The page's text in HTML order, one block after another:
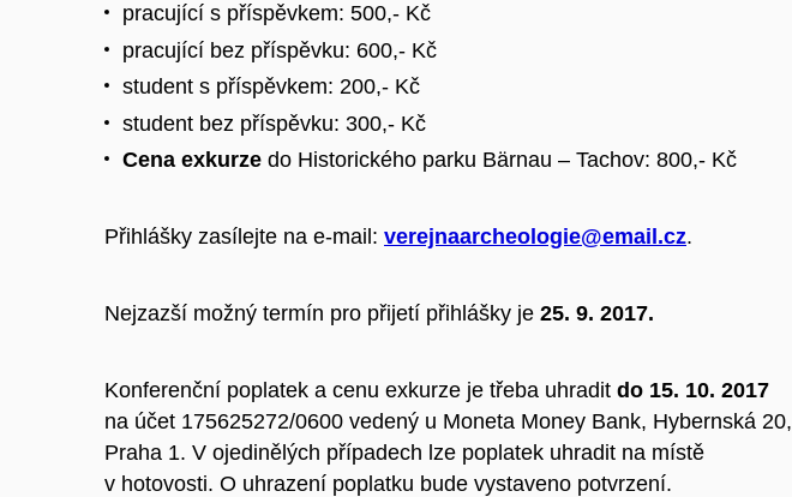
pracující s příspěvkem: 500,- Kč
pracující bez příspěvku: 600,- Kč
student s příspěvkem: 200,- Kč
student bez příspěvku: 300,- Kč
Cena exkurze do Historického parku Bärnau – Tachov: 800,- Kč
Přihlášky zasílejte na e-mail: verejnaarcheologie@email.cz.
Nejzazší možný termín pro přijetí přihlášky je 25. 9. 2017.
Konferenční poplatek a cenu exkurze je třeba uhradit do 15. 10. 2017
na účet 175625272/0600 vedený u Moneta Money Bank, Hybernská 20,
Praha 1. V ojedinělých případech lze poplatek uhradit na místě
v hotovosti. O uhrazení poplatku bude vystaveno potvrzení.